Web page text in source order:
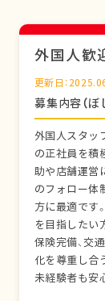
外国人歓
更新日：
募集内容（ぼ
外国人スタッ
の正社員を積
助や店舗運営
のフォロー体
方に最適です
を目指したい
保険完備、交
化を尊重し合
未経験者も安